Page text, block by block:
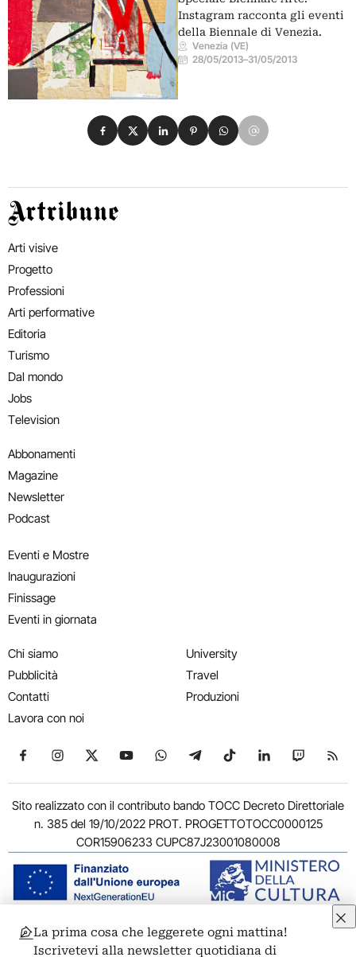
Instagram racconta gli eventi
della Biennale di Venezia.
Venezia (VE)
28/05/2013–31/05/2013
Condividi su Facebook
Condividi su X
Condividi su LinkedIn
Condividi su Pinterest
Condividi su WhatsApp
Condividi su Email
Artribune
Arti visive
Progetto
Professioni
Arti performative
Editoria
Turismo
Dal mondo
Jobs
Television
Abbonamenti
Magazine
Newsletter
Podcast
Eventi e Mostre
Inaugurazioni
Finissage
Eventi in giornata
Chi siamo
Pubblicità
Contatti
Lavora con noi
University
Travel
Produzioni
Seguici su Facebook
Seguici su Instagram
Seguici su X
Seguici su YouTube
Seguici su WhatsApp
Seguici su Telegram
Seguici su TikTok
Seguici su
Seguici
Sito realizzato con il contributo bando TOCC Decreto Direttoriale
n. 385 del 19/10/2022 PROT. PROGETTOTOCC0000125
COR15906233 CUPC87J23001080008
© 2011-2026 ARTRIBUNE srl – Corso Vittorio Emanuele II, 287 –
La prima cosa che leggerete ogni mattina!
Iscrivetevi alla newsletter quotidiana di